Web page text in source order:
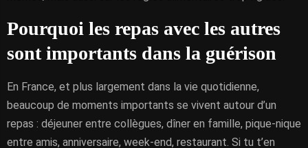
Pourquoi les repas avec les autres
sont importants dans la guérison
En France, et plus largement dans la vie quotidienne,
beaucoup de moments importants se vivent autour d’un
repas : déjeuner entre collègues, dîner en famille, pique-nique
entre amis, anniversaire, week-end, restaurant. Si tu t’en